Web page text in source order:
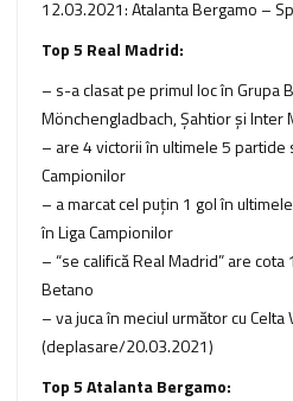
12.03.2021: Atalanta Bergamo –
Top 5 Real Madrid:
– s-a clasat pe primul loc în Grupa
Mönchengladbach, Şahtior şi Inter
– are 4 victorii în ultimele 5 partide
Campionilor
– a marcat cel puţin 1 gol în
în Liga Campionilor
– “se califică Real Madrid” are
Betano
– va juca în meciul următor cu Celta
(deplasare/20.03.2021)
Top 5 Atalanta Bergamo: